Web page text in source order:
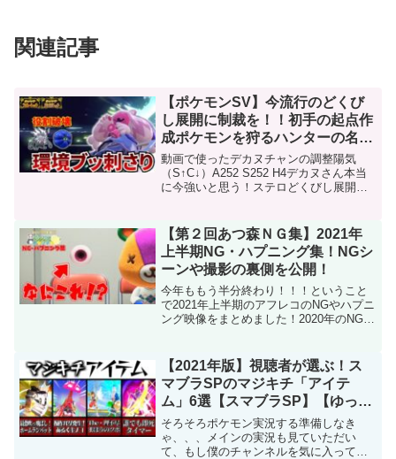
関連記事
【ポケモンSV】今流行のどくび
し展開に制裁を！！初手の起点作
成ポケモンを狩るハンターの名
は”デカヌチャン”！
動画で使ったデカヌチャンの調整陽気
（S↑C↓）A252 S252 H4デカヌさん本当
に今強いと思う！ステロどくびし展開の
ほぼ倒せたはず？？）偉い～セグカミに
強いのも偉...
【第２回あつ森ＮＧ集】2021年
上半期NG・ハプニング集！NGシ
ーンや撮影の裏側を公開！
今年ももう半分終わり！！！ということ
で2021年上半期のアフレコのNGやハプニ
ング映像をまとめました！2020年のNGシ
はこちら！（@Taikichi ）※この動画の...
【2021年版】視聴者が選ぶ！ス
マブラSPのマジキチ「アイテ
ム」6選【スマブラSP】【ゆっく
り実況】
そろそろポケモン実況する準備しなき
ゃ、、、メインの実況も見ていただい
て、もし僕のチャンネルを気に入ってく